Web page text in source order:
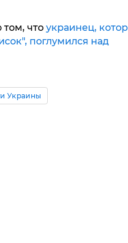
что украинец,
поглумился над
Украины